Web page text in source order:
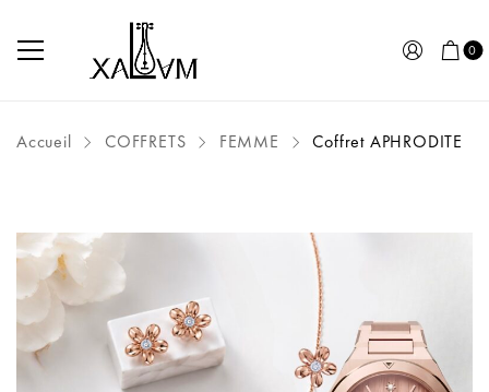
0
Accueil COFFRETS FEMME Coffret APHRODITE